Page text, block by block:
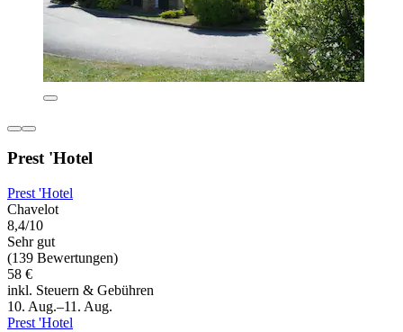
Prest 'Hotel
Prest 'Hotel
Chavelot
8,4/10
Sehr gut
(139 Bewertungen)
58 €
inkl. Steuern & Gebühren
10. Aug.–11. Aug.
Prest 'Hotel